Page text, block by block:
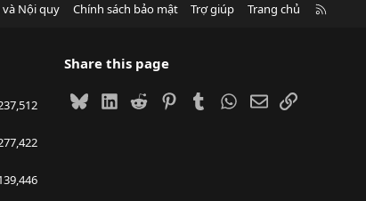
Nội quy Chính sách bảo mật Trợ giúp Trang chủ
Share this page
BlueskyLinkedIn
Reddit PinterestTumblrWhatsApp
EmailLink